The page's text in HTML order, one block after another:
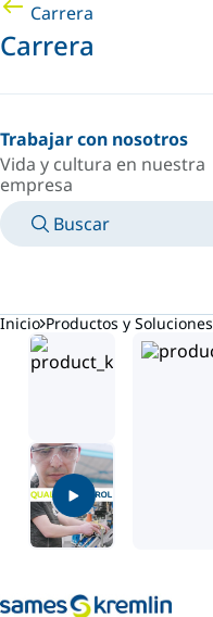
Carrera
Carrera
Trabajar con nosotros
Vida y cultura en nuestra
empresa
Buscar
Inicio Productos y Soluciones